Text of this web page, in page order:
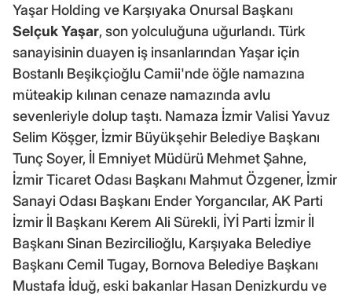
Yaşar Holding ve Karşıyaka Onursal Başkanı
Selçuk Yaşar, son yolculuğuna uğurlandı. Türk
sanayisinin duayen iş insanlarından Yaşar için
Bostanlı Beşikçioğlu Camii'nde öğle namazına
müteakip kılınan cenaze namazında avlu
sevenleriyle dolup taştı. Namaza İzmir Valisi Yavuz
Selim Köşger, İzmir Büyükşehir Belediye Başkanı
Tunç Soyer, İl Emniyet Müdürü Mehmet Şahne,
İzmir Ticaret Odası Başkanı Mahmut Özgener, İzmir
Sanayi Odası Başkanı Ender Yorgancılar, AK Parti
İzmir İl Başkanı Kerem Ali Sürekli, İYİ Parti İzmir İl
Başkanı Sinan Bezircilioğlu, Karşıyaka Belediye
Başkanı Cemil Tugay, Bornova Belediye Başkanı
Mustafa İduğ, eski bakanlar Hasan Denizkurdu ve